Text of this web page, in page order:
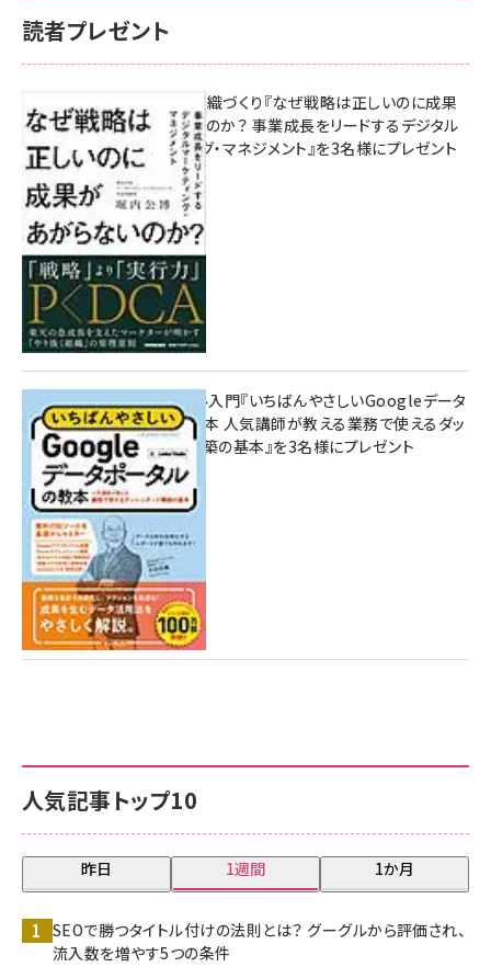
人気記事トップ10
昨日 1週間 1か月
SEOで勝つタイトル付けの法則とは？ グーグルから評価され、
流入数を増やす5つの条件
読者プレゼント
成果を生む組織づくり『なぜ戦略は正しいのに成果
があがらないのか？ 事業成長をリードするデジタル
マーケティング・マネジメント』を3名様にプレゼント
8月7日 10:00
無料BIツール入門『いちばんやさしいGoogleデータ
ポータルの教本 人気講師が教える業務で使えるダッ
シュボード構築の基本』を3名様にプレゼント
7月31日 10:00